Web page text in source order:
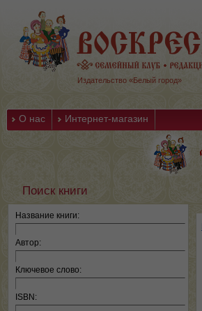
Издательство «Белый город»
О нас Интернет-магазин
Поиск книги
Название книги:
Автор:
Ключевое слово:
ISBN: